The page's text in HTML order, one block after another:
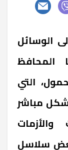
الوسائل
المحافظ
التي
مباشر
سلاسل